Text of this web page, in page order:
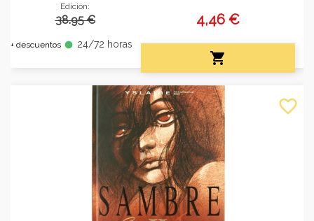
Edición:
38.95 €
+ descuentos fiber_manual_record 24/72 horas
4,46 €

favorite_border